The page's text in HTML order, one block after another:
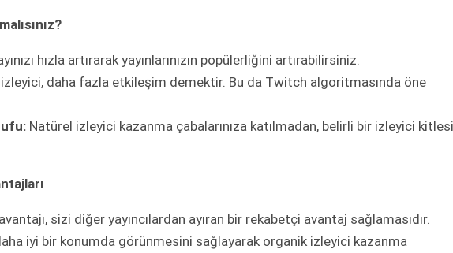
hızla artırarak yayınlarınızın popülerliğini artırabilirsiniz.
daha fazla etkileşim demektir. Bu da Twitch algoritmasında öne
Natürel izleyici kazanma çabalarınıza katılmadan, belirli bir izleyici kitlesi
sizi diğer yayıncılardan ayıran bir rekabetçi avantaj sağlamasıdır.
daha iyi bir konumda görünmesini sağlayarak organik izleyici kazanma